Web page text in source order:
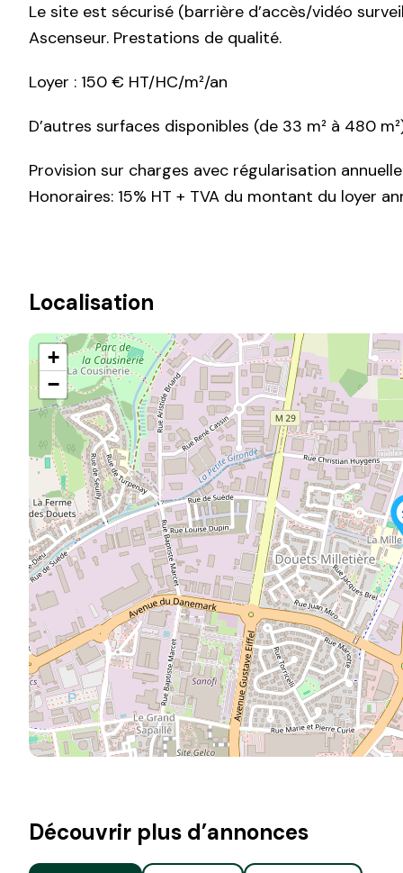
Le site est sécurisé (barrière d’accès/vidéo
Ascenseur. Prestations de qualité.
Loyer : 150 € HT/HC/m²/an
D’autres surfaces disponibles (de 33 m² à 480
Provision sur charges avec régularisation
Honoraires: 15% HT + TVA du montant du loyer
Localisation
+
−
Découvrir plus d’annonces